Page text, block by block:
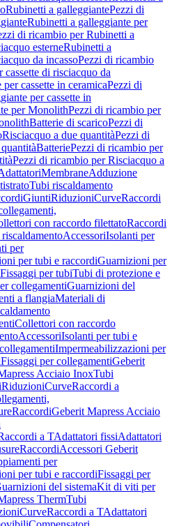
Rubinetti a galleggiantePezzi di
Rubinetti a galleggiante per
di ricambio per Rubinetti a
esterneRubinetti a
da incassoPezzi di ricambio
di risciacquo da
cassette in ceramicaPezzi di
per cassette in
per MonolithPezzi di ricambio per
Batterie di scaricoPezzi di
Risciacquo a due quantitàPezzi di
BatteriePezzi di ricambio per
Pezzi di ricambio per Risciacquo a
MembraneAdduzione
Tubi riscaldamento
GiuntiRiduzioniCurveRaccordi
con raccordo filettatoRaccordi
AccessoriIsolanti per
per
per tubi e raccordiGuarnizioni per
Fissaggi per tubiTubi di protezione e
collegamentiGuarnizioni del
a flangiaMateriali di
Collettori con raccordo
AccessoriIsolanti per tubi e
Impermeabilizzazioni per
Fissaggi per collegamentiGeberit
Acciaio InoxTubi
RiduzioniCurveRaccordi a
RaccordiGeberit Mapress Acciaio
a TAdattatori fissiAdattatori
RaccordiAccessori Geberit
per
per tubi e raccordiFissaggi per
del sistemaKit di viti per
ThermTubi
CurveRaccordi a TAdattatori